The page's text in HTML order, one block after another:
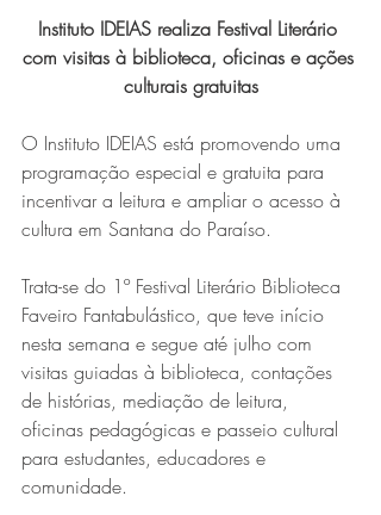
feira de comércio, indústria e
prestação de serviços de Minas
Exposição “O Silêncio das
Coisas” da artista visual Luiza
Drumond
Instituto IDEIAS realiza Festival Literário
com visitas à biblioteca, oficinas e ações
culturais gratuitas
O Instituto IDEIAS está promovendo uma
programação especial e gratuita para
incentivar a leitura e ampliar o acesso à
cultura em Santana do Paraíso.
Trata-se do 1º Festival Literário Biblioteca
Faveiro Fantabulástico, que teve início
nesta semana e segue até julho com
visitas guiadas à biblioteca, contações
de histórias, mediação de leitura,
oficinas pedagógicas e passeio cultural
para estudantes, educadores e
comunidade.